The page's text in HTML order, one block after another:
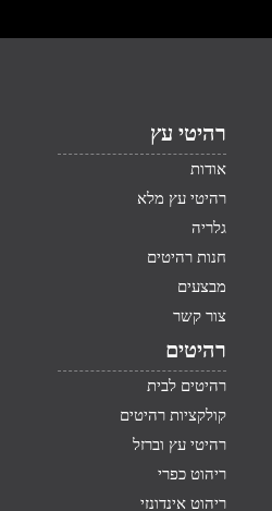
רהיטי עץ
אודות
רהיטי עץ מלא
גלריה
חנות רהיטים
מבצעים
צור קשר
רהיטים
רהיטים לבית
קולקציות רהיטים
רהיטי עץ וברזל
ריהוט כפרי
ריהוט אינדונזי